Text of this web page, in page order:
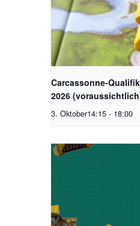
Carcassonne-
2026
3. Oktober14:15 - 18:00